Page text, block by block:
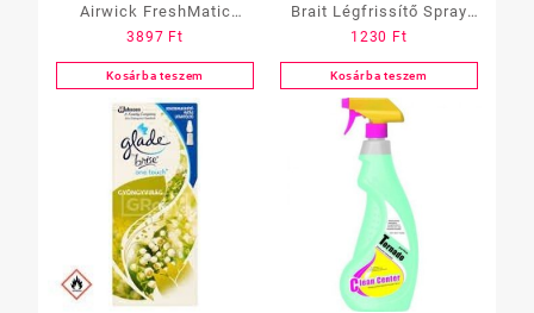
Airwick FreshMatic
légfrissítő készülék+ ut.
250 ml többféle
3897 Ft
Kosárba teszem
Brait Légfrissítő Spray
300ml többféle
1230 Ft
Kosárba teszem